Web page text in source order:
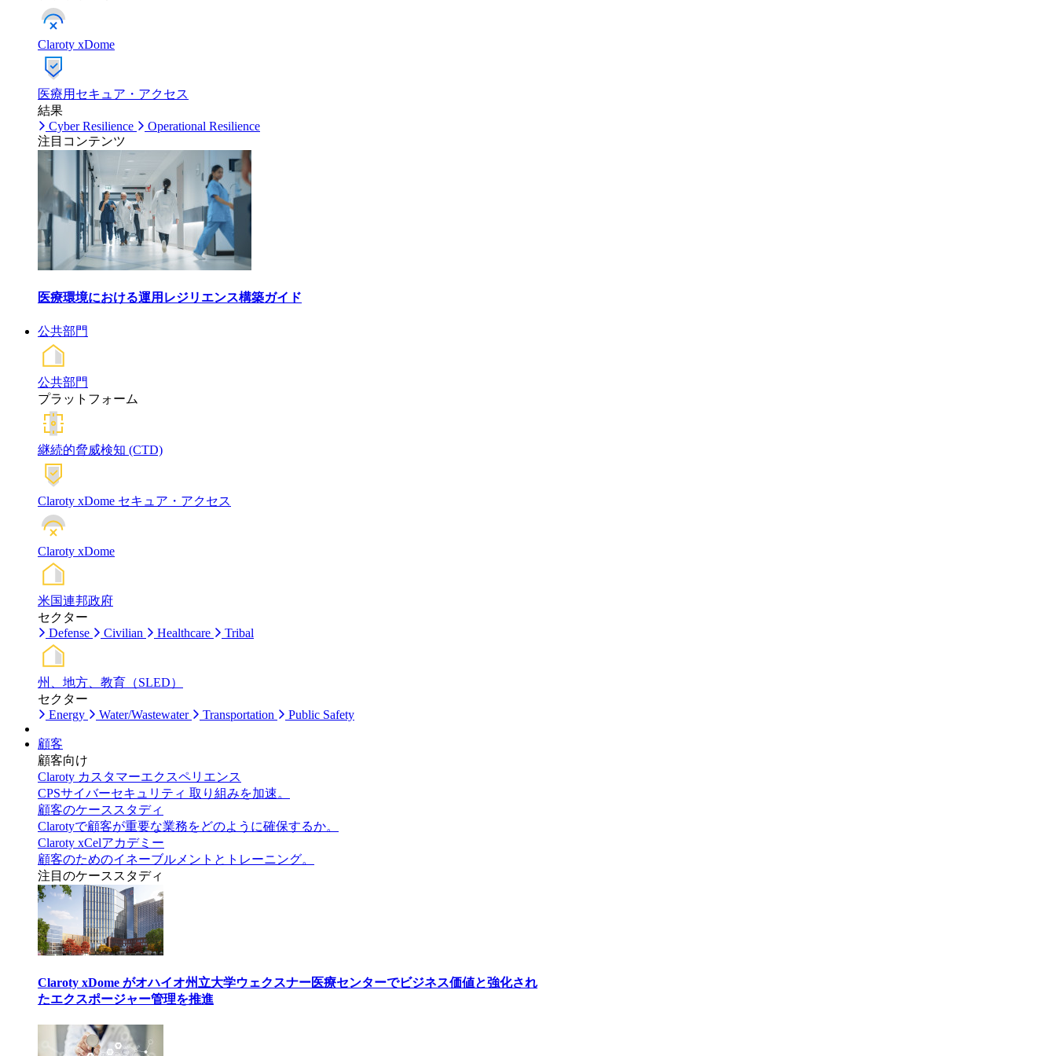
Claroty xDome
医療用セキュア・アクセス
結果
Cyber Resilience
Operational Resilience
注目コンテンツ
医療環境における運用レジリエンス構築ガイド
公共部門
公共部門
プラットフォーム
継続的脅威検知 (CTD)
Claroty xDome セキュア・アクセス
Claroty xDome
米国連邦政府
セクター
Defense
Civilian Healthcare Tribal
州、地方、教育（SLED）
セクター
Energy
Water/Wastewater Transportation Public Safety
顧客
顧客向け
Claroty カスタマーエクスペリエンス
CPSサイバーセキュリティ 取り組みを加速。
顧客のケーススタディ
Clarotyで顧客が重要な業務をどのように確保するか。
Claroty xCelアカデミー
顧客のためのイネーブルメントとトレーニング。
注目のケーススタディ
Claroty xDome がオハイオ州立大学ウェクスナー医療センターでビジネス価値と強化され
たエクスポージャー管理を推進